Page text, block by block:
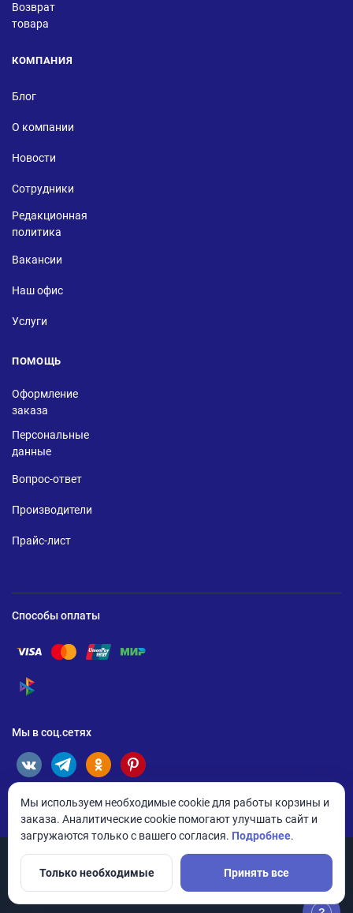
Возврат
товара
КОМПАНИЯ
Блог
О компании
Новости
Сотрудники
Редакционная
политика
Вакансии
Наш офис
Услуги
ПОМОЩЬ
Оформление
заказа
Персональные
данные
Вопрос-ответ
Производители
Прайс-лист
Способы оплаты
Помощь по оплате Visa
Помощь по оплате Mastercard
Помощь по оплате UnionPay
Помощь по оплате Мир
Помощь по оплате СБП
Мы в соц.сетях
© 2026 ANDPRO / ООО «АНД-Системс»
Мы используем необходимые cookie для работы корзины и
заказа. Аналитические cookie помогают улучшать сайт и
загружаются только с вашего согласия. Подробнее.
Только необходимые Принять все